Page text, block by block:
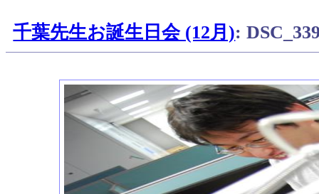
千葉先生お誕生日会 (12月):